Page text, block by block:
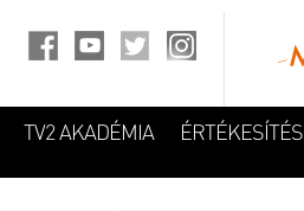
TV2 AKADÉMIA ÉRTÉKESÍTÉS